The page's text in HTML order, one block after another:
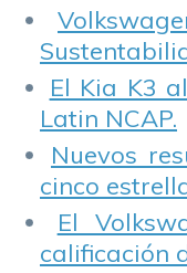
El Kia K3
Latin NCAP.
Nuevos
cinco
El
calificación